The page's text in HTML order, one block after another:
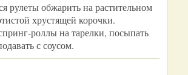
рулеты обжарить на растительном
хрустящей корочки.
роллы на тарелки, посыпать
с соусом.